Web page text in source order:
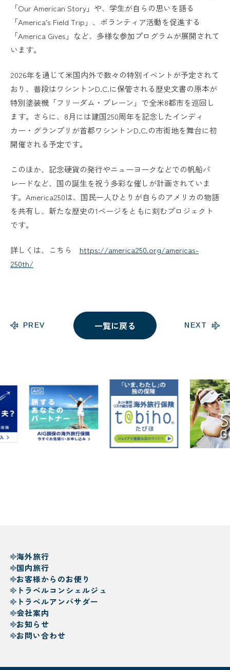
「Our American Story」や、学生が自らの思いを語る
「America’s Field Trip」、ボランティア活動を促進する
「America Gives」など、多様な参加プログラムが展開されて
います。
2026年を通じて米国内外で数々の特別イベントが予定されて
おり、普段はワシントンD.C.に保管される歴史文書の原本が
特別塗装機「フリーダム・プレーン」で全米8都市を巡回し
ます。さらに、8月には建国250周年を記念したインディ
カー・グランプリが首都ワシントンD.C.の市街地を舞台に初
開催される予定です。
このほか、記念硬貨の発行やニューヨークなどでの帆船パ
レードなど、国の誕生を祝う多彩な催しが計画されていま
す。America250は、国民一人ひとりが自らのアメリカの物語
を共有し、新たな歴史の1ページをともに刻むプロジェクト
です。
詳しくは、こちら https://america250.org/americas-
250th/
PREV 一覧に戻る NEXT
海外旅行
国内旅行
お客様からのお便り
トラベルコンシェルジュ
トラベルアンバサダー
会社案内
お知らせ
お問い合わせ